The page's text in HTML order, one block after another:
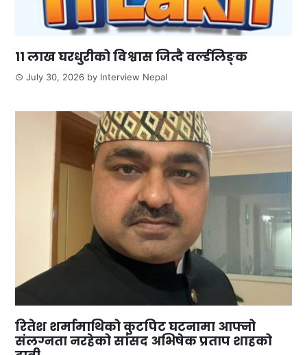
११ लाख घरधुरीको विश्वास जित्दै वर्ल्डलिङ्क
July 30, 2026 by Interview Nepal
रितेश शर्मामाथिको कुटपिट घटनामा आफ्नो
संलग्नता नरहेको सांसद अभिषेक प्रताप शाहको